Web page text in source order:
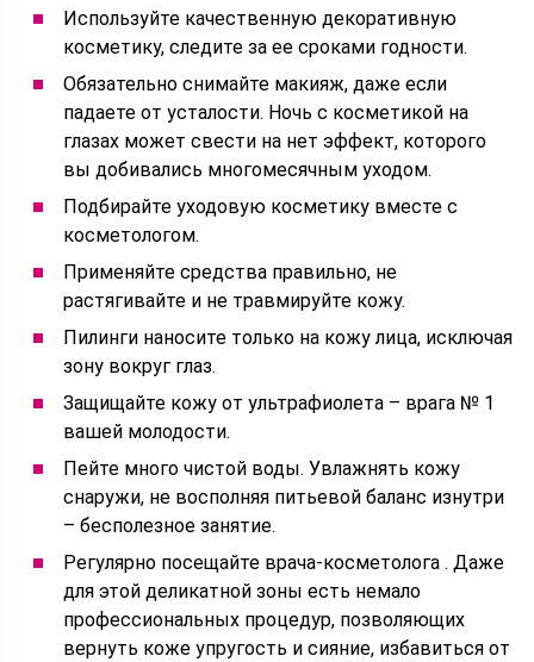
Используйте качественную декоративную
косметику, следите за ее сроками годности.
Обязательно снимайте макияж, даже если
падаете от усталости. Ночь с косметикой на
глазах может свести на нет эффект, которого
вы добивались многомесячным уходом.
Подбирайте уходовую косметику вместе с
косметологом.
Применяйте средства правильно, не
растягивайте и не травмируйте кожу.
Пилинги наносите только на кожу лица, исключая
зону вокруг глаз.
Защищайте кожу от ультрафиолета – врага № 1
вашей молодости.
Пейте много чистой воды. Увлажнять кожу
снаружи, не восполняя питьевой баланс изнутри
– бесполезное занятие.
Регулярно посещайте врача-косметолога . Даже
для этой деликатной зоны есть немало
профессиональных процедур, позволяющих
вернуть коже упругость и сияние, избавиться от